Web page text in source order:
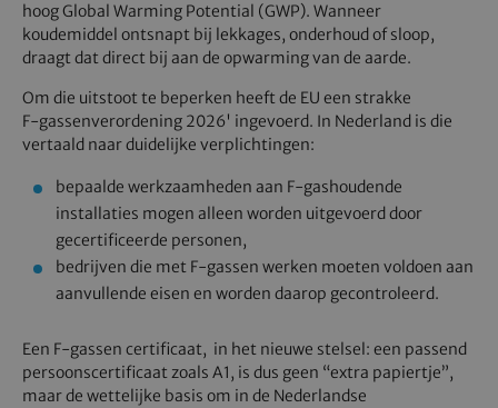
hoog Global Warming Potential (GWP). Wanneer
koudemiddel ontsnapt bij lekkages, onderhoud of sloop,
draagt dat direct bij aan de opwarming van de aarde.
Om die uitstoot te beperken heeft de EU een strakke
F‑gassenverordening 2026' ingevoerd. In Nederland is die
vertaald naar duidelijke verplichtingen:
bepaalde werkzaamheden aan F‑gashoudende
installaties mogen alleen worden uitgevoerd door
gecertificeerde personen,
bedrijven die met F‑gassen werken moeten voldoen aan
aanvullende eisen en worden daarop gecontroleerd.
Een F‑gassen certificaat, in het nieuwe stelsel: een passend
persoonscertificaat zoals A1, is dus geen “extra papiertje”,
maar de wettelijke basis om in de Nederlandse